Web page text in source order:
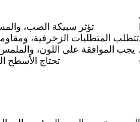
تؤثر سبيكة الصب،
تتطلب المتطلبات الزخرفية،
يجب الموافقة على اللون،
تحتاج الأسطح